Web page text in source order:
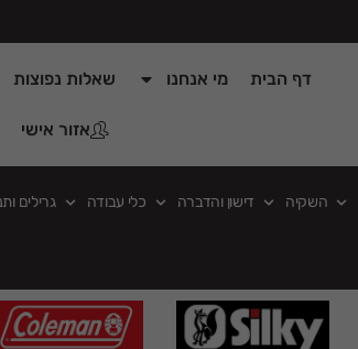
דף הבית מי אנחנו שאלות נפוצות
אזור אישי
השקיה דישון והדברה כלי עבודה גרילים